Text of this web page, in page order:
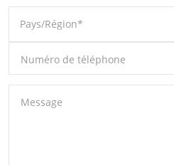
Pays/Région*
Numéro de téléphone
Message